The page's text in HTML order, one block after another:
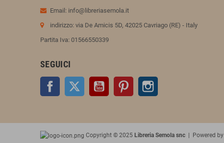
Email: info@libreriasemola.it
indirizzo: via De Amicis 5D, 42025 Cavriago (RE) - Italy
Partita Iva: 01566550339
SEGUICI
Facebook Twitter YouTube Pinterest
Copyright © 2025 Libreria Semola snc | Powered by